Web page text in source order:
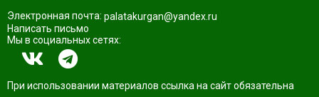
Электронная почта: palatakurgan@yandex.ru
Написать письмо
Мы в социальных сетях:
При использовании материалов ссылка на сайт обязательна